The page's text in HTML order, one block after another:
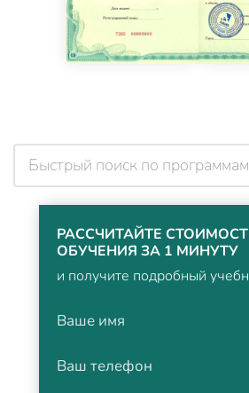
РАССЧИТАЙТЕ
ОБУЧЕНИЯ ЗА 1 МИНУТУ
и получите подробный
Ваше имя
Ваш телефон